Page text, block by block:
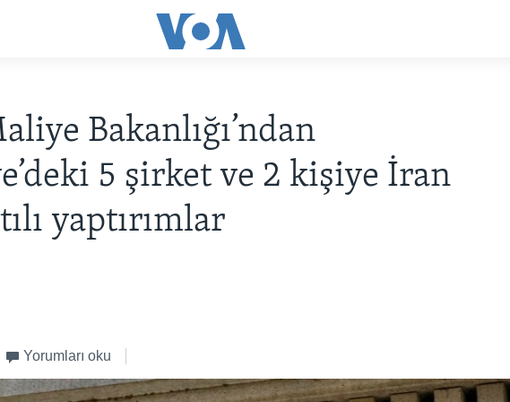
Bakanlığı’ndan
5 şirket ve 2 kişiye İran
yaptırımlar
Yorumları oku